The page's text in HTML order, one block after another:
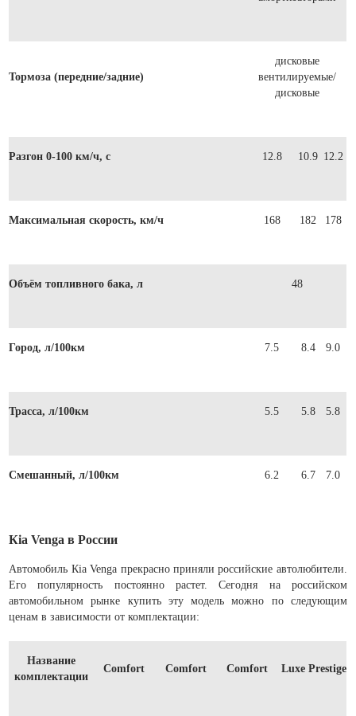
Тормоза (передние/задние)
дисковые
вентилируемые/
дисковые
Разгон 0-100 км/ч, c 12.8 10.9 12.2
Максимальная скорость, км/ч 168 182 178
Объём топливного бака, л 48
Город, л/100км 7.5 8.4 9.0
Трасса, л/100км 5.5 5.8 5.8
Смешанный, л/100км 6.2 6.7 7.0
Кia Venga в России
Автомобиль Кia Venga прекрасно приняли российские автолюбители.
Его популярность постоянно растет. Сегодня на российском
автомобильном рынке купить эту модель можно по следующим
ценам в зависимости от комплектации:
Название
комплектации
Comfort Comfort Comfort Luxe Prestige